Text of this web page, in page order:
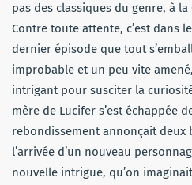
pas des classiques du genre, à la
Contre toute attente, c’est dans
dernier épisode que tout
improbable et un peu vite
intrigant pour susciter la
mère de Lucifer s’est échappée
rebondissement annonçait deux
l’arrivée d’un nouveau
nouvelle intrigue, qu’on